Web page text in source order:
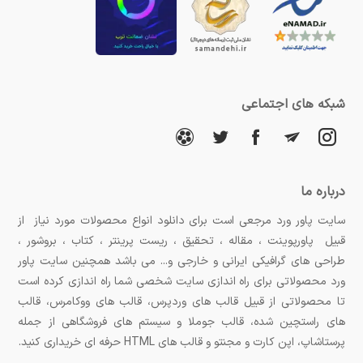
می‌کند تا فعالیت‌ها و اهداف هر جلسه را به‌خوبی
برنامه‌ریزی کند و از زمان بهینه استفاده کند.
می‌توانند از روش‌های متنوع آموزشی استفاده کنند و
تسهیل ارزیابی و پیگیری:
را می‌دهد که پیشرفت دانش‌آموزان را در هر مرحله
ارزیابی کند و به اهداف آموزشی تعیین‌شده برسد.
بهترین سایت‌ها برای دانلود طرح درس
برای دانلود طرح درس‌های آماده، سایت‌های مختلفی در
شبکه های اجتماعی
درباره ما
سایت پاور ورد مرجعی است برای دانلود انواع محصولات مورد نیاز از
قبیل پاورپوینت ، مقاله ، تحقیق ، ریست پرینتر ، کتاب ، بروشور ،
طراحی های گرافیکی ایرانی و خارجی و... می باشد همچنین سایت پاور
ورد محصولاتی برای راه اندازی سایت شخصی شما راه اندازی کرده است
تا محصولاتی از قبیل قالب های وردپرس، قالب های ووکامرس، قالب
های راستچین شده، قالب جوملا و سیستم های فروشگاهی از جمله
پرستاشاپ، اپن کارت و مجنتو و قالب های HTML حرفه ای خریداری کنید.